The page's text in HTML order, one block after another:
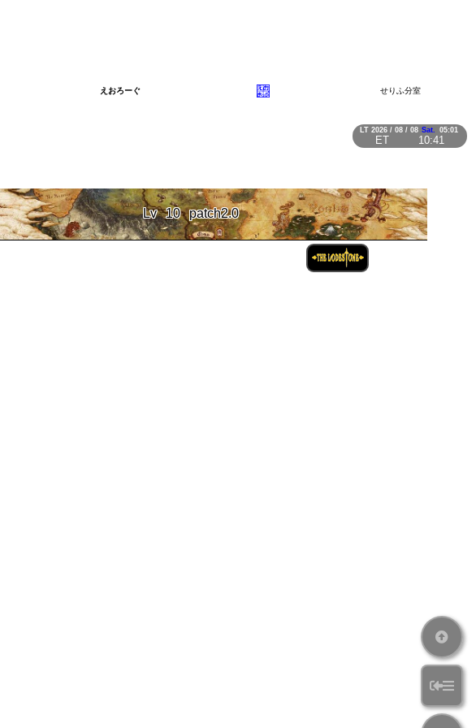
LT 2026 / 08 / 08 Sat. 05:01
ET 10:41
えおろーぐ せりふ分室
Lv 10 patch2.0